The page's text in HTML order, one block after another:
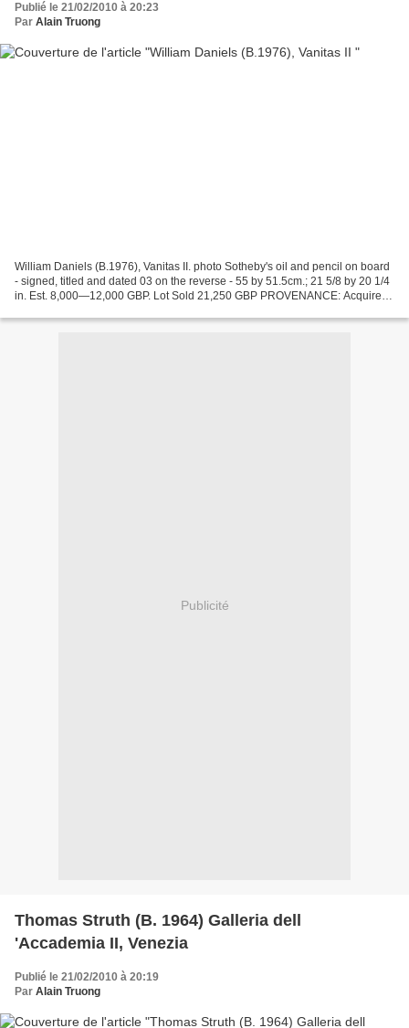
Publié le 21/02/2010 à 20:23
Par Alain Truong
William Daniels (B.1976), Vanitas II. photo Sotheby's oil and pencil on board
- signed, titled and dated 03 on the reverse - 55 by 51.5cm.; 21 5/8 by 20 1/4
in. Est. 8,000—12,000 GBP. Lot Sold 21,250 GBP PROVENANCE: Acquired
Publicité
Thomas Struth (B. 1964) Galleria dell
'Accademia II, Venezia
Publié le 21/02/2010 à 20:19
Par Alain Truong